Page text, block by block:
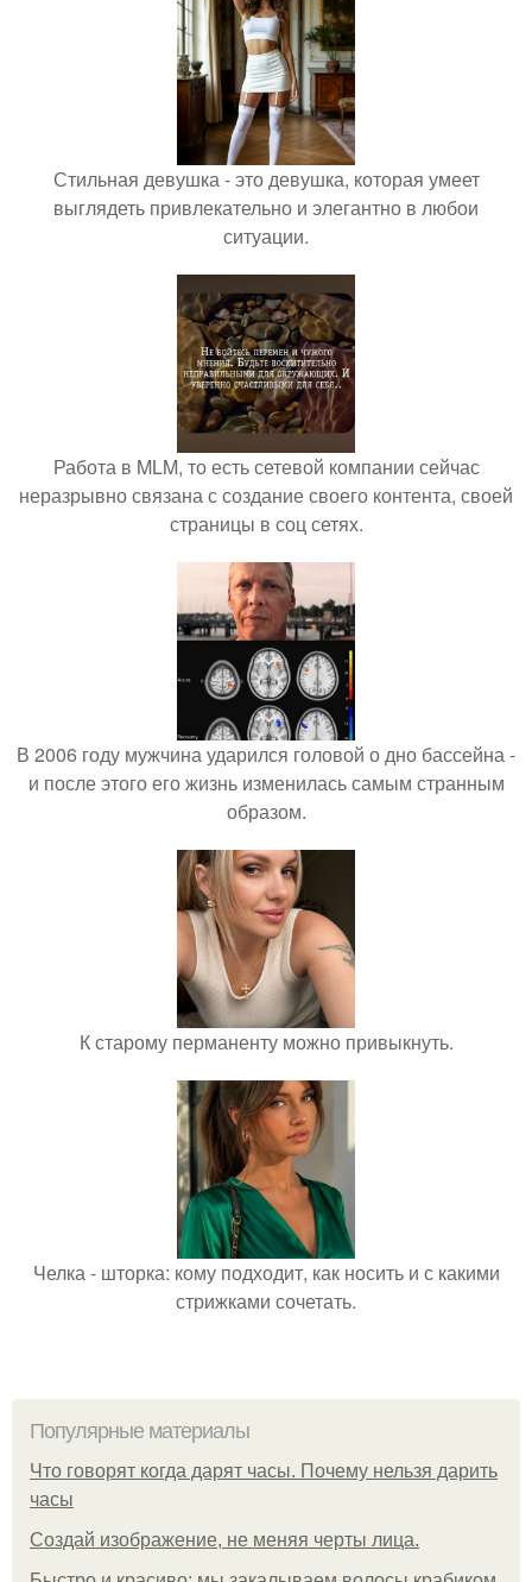
Стильная девушка - это девушка, которая умеет
выглядеть привлекательно и элегантно в любои
ситуации.
Работа в MLM, то есть сетевой компании сейчас
неразрывно связана с создание своего контента, своей
страницы в соц сетях.
В 2006 году мужчина ударился головой о дно бассейна -
и после этого его жизнь изменилась самым странным
образом.
К старому перманенту можно привыкнуть.
Челка - шторка: кому подходит, как носить и с какими
стрижками сочетать.
Популярные материалы
Что говорят когда дарят часы. Почему нельзя дарить
часы
Создай изображение, не меняя черты лица.